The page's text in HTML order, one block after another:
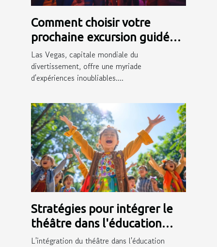
Comment choisir votre
prochaine excursion guidée
en français à Las Vegas
Las Vegas, capitale mondiale du
divertissement, offre une myriade
d'expériences inoubliables....
Stratégies pour intégrer le
théâtre dans l'éducation
primaire et ses bénéfices
L'intégration du théâtre dans l'éducation